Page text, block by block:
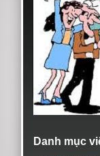
Danh mục